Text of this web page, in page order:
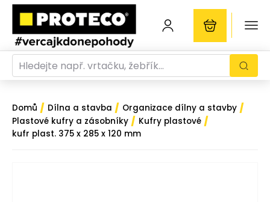
Domů / Dílna a stavba / Organizace dílny a stavby /
Plastové kufry a zásobníky / Kufry plastové /
kufr plast. 375 x 285 x 120 mm